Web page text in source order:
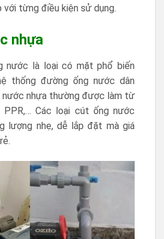
với từng điều kiện sử dụng.
nhựa
nước là loại có mặt phổ biến
thống đường ống nước dân
nước nhựa thường được làm từ
PPR,… Các loại cút ống nước
lượng nhẹ, dễ lắp đặt mà giá